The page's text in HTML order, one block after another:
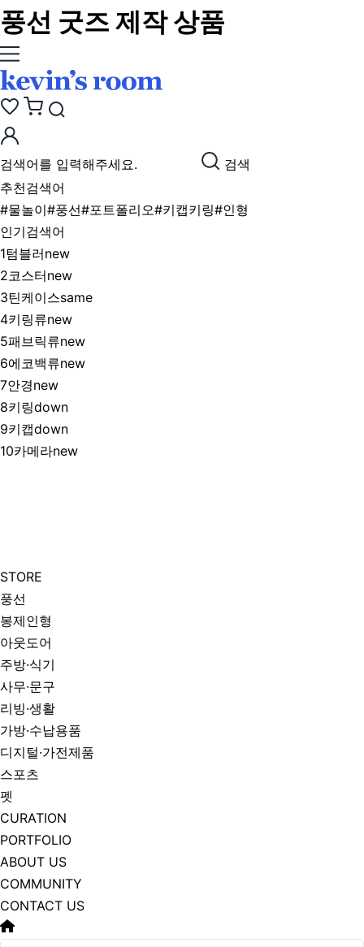
풍선 굿즈 제작 상품
검색
추천검색어
#물놀이#풍선#포트폴리오#키캡키링#인형
인기검색어
1텀블러new
2코스터new
3틴케이스same
4키링류new
5패브릭류new
6에코백류new
7안경new
8키링down
9키캡down
10카메라new
STORE
풍선
봉제인형
아웃도어
주방·식기
사무·문구
리빙·생활
가방·수납용품
디지털·가전제품
스포츠
펫
CURATION
PORTFOLIO
ABOUT US
COMMUNITY
CONTACT US